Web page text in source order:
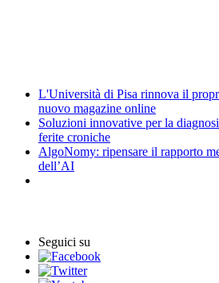
L'Università di Pisa rinnova il
nuovo magazine online
Soluzioni innovative per la
ferite croniche
AlgoNomy: ripensare il rapporto
dell’AI
Seguici su